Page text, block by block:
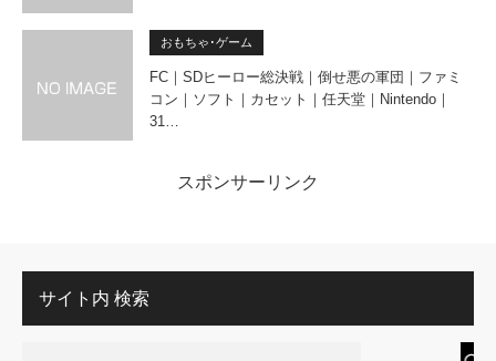
おもちゃ･ゲーム
FC｜SDヒーロー総決戦｜倒せ悪の軍団｜ファミ
コン｜ソフト｜カセット｜任天堂｜Nintendo｜
31…
スポンサーリンク
サイト内 検索